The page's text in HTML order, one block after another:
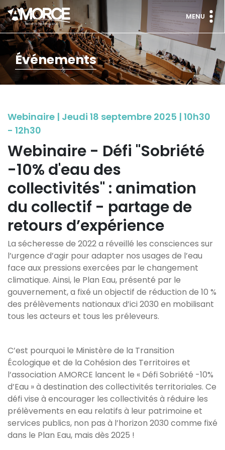
MENU
Événements
Webinaire | Jeudi 18 septembre 2025 | 10h30
- 12h30
Webinaire - Défi "Sobriété
-10% d'eau des
collectivités" : animation
du collectif - partage de
retours d’expérience
La sécheresse de 2022 a réveillé les consciences sur
l’urgence d’agir pour adapter nos usages de l’eau
face aux pressions exercées par le changement
climatique. Ainsi, le Plan Eau, présenté par le
gouvernement, a fixé un objectif de réduction de 10 %
des prélèvements nationaux d’ici 2030 en mobilisant
tous les acteurs et tous les préleveurs.
C’est pourquoi le Ministère de la Transition
Écologique et de la Cohésion des Territoires et
l’association AMORCE lancent le « Défi Sobriété -10%
d’Eau » à destination des collectivités territoriales. Ce
défi vise à encourager les collectivités à réduire les
prélèvements en eau relatifs à leur patrimoine et
services publics, non pas à l’horizon 2030 comme fixé
dans le Plan Eau, mais dès 2025 !